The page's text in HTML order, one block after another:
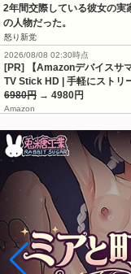
2年間交際している彼女の実
の人物だった。
怒り新党
2026/08/08 02:30時点
[PR] 【Amazonデバイスサ
TV Stick HD | 手軽にストリ
6980円 → 4980円
Amazon